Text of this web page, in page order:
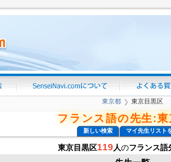
東京都 ❯ 東京目黒区
フランス語の先生:東
新しい検索 マイ先生リスト
東京目黒区119 人のフランス語